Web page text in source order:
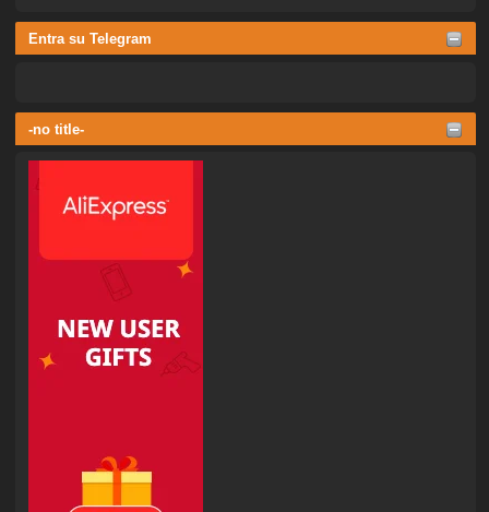
Entra su Telegram
-no title-